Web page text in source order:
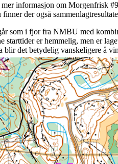
informasjon om Morgenfrisk
finner der også
som i fjor fra NMBU med
starttider er hemmelig, men er
blir det betydelig vanskeligere å